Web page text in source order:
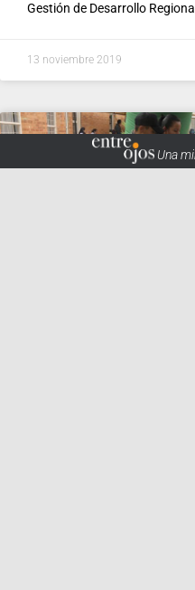
Gestión de Desarrollo
13 noviembre 2019
Una